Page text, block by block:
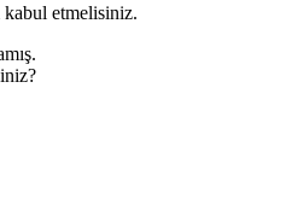
etmelisiniz.